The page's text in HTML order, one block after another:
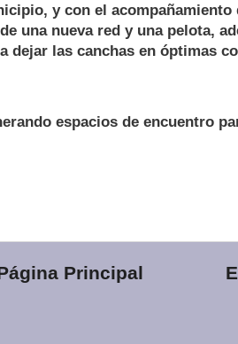
y con el acompañamiento
una nueva red y una pelota,
dejar las canchas en óptimas
espacios de encuentro
Principal